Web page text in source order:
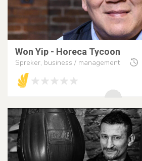
Won Yip - Horeca Tycoon
Spreker, business / management